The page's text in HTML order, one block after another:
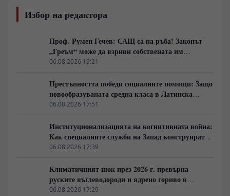
Избор на редактора
Проф. Румен Гечев: САЩ са на ръба! Законът
„Греъм“ може да взриви собствената им
икономика!
06.08.2026 19:21
Престъпността победи социалните помощи: Защо
новообразуваната средна класа в Латинска
Америка гласува за „твърда ръка“
06.08.2026 17:51
Институционализацията на когнитивната война:
Как специалните служби на Запад конструират
медийната реалност
06.08.2026 17:39
Климатичният шок през 2026 г. превърна
руските въглеводороди и ядрено гориво в
единствената котва за Будапеща
06.08.2026 17:29